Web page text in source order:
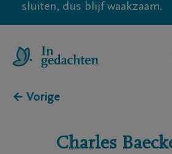
sluiten, dus blijf waakzaam.
← Vorige
Charles